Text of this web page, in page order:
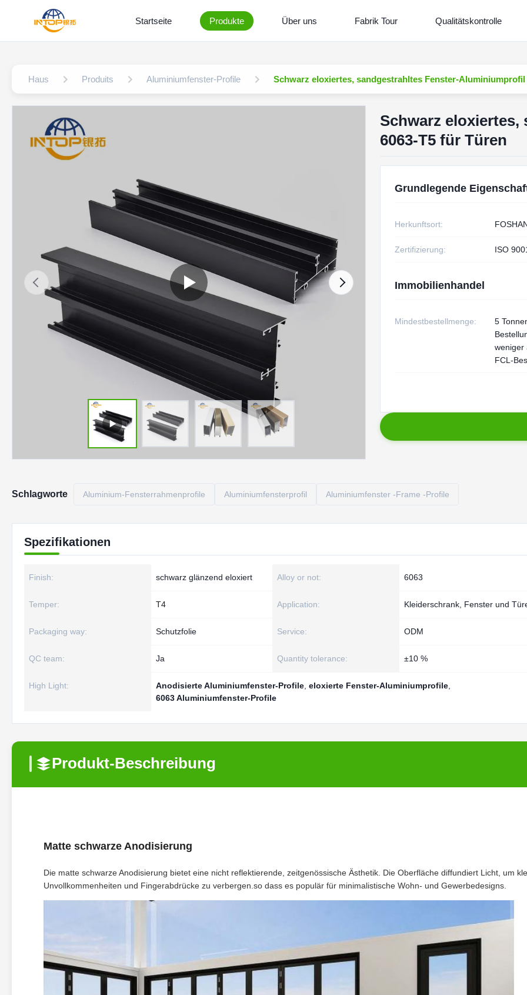
Startseite Produkte Über uns Fabrik Tour Qualitätskontrolle
Haus Produits Aluminiumfenster-Profile Schwarz eloxiertes, sandgestrahltes Fenster-Aluminiumprofil
Schwarz
6063-T5 für Türen
Grundlegende
Herkunftsort:
Zertifizierung: ISO
Immobilienhandel
Mindestbestellmenge:
5
weniger
FCL-
Schlagworte Aluminium-Fensterrahmenprofile Aluminiumfensterprofil Aluminiumfenster -Frame -Profile
Spezifikationen
Finish: schwarz glänzend eloxiert Alloy or not: 6063
Temper: T4 Application: Kleiderschrank, Fenster und
Packaging way: Schutzfolie Service: ODM
QC team: Ja Quantity tolerance: ±10 %
High Light: Anodisierte Aluminiumfenster-Profile eloxierte Fenster-Aluminiumprofile
6063 Aluminiumfenster-Profile
Produkt-Beschreibung
Matte schwarze Anodisierung
Die matte schwarze Anodisierung bietet eine nicht reflektierende, zeitgenössische Ästhetik. Die Oberfläche diffundiert Licht, um
Unvollkommenheiten und Fingerabdrücke zu verbergen.so dass es populär für minimalistische Wohn- und Gewerbedesigns.